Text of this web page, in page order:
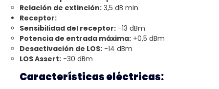
Relación de extinción: 3,5 dB min
Receptor:
Sensibilidad del receptor: -13 dBm
Potencia de entrada máxima: +0,5 dBm
Desactivación de LOS: -14 dBm
LOS Assert: -30 dBm
Características eléctricas: